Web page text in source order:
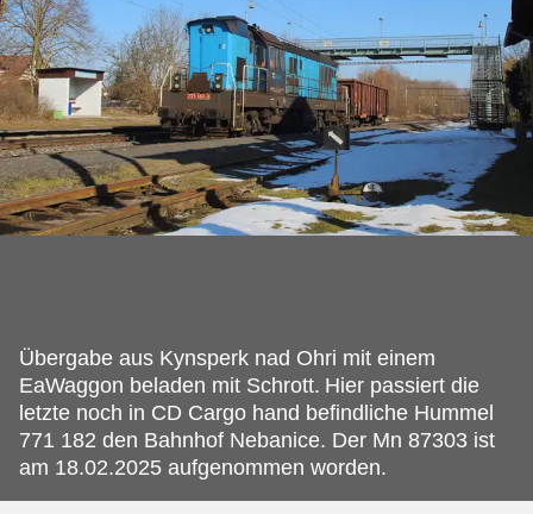
Übergabe aus Kynsperk nad Ohri mit einem
EaWaggon beladen mit Schrott. Hier passiert die
letzte noch in CD Cargo hand befindliche Hummel
771 182 den Bahnhof Nebanice. Der Mn 87303 ist
am 18.02.2025 aufgenommen worden.